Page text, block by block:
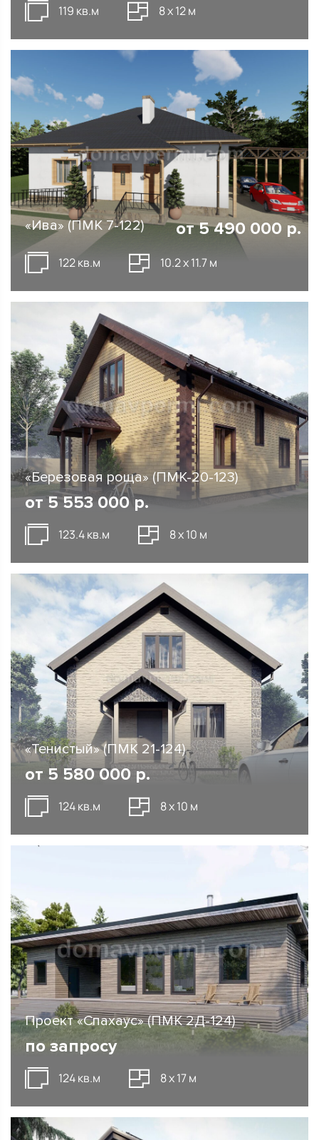
119 кв.м 8 х 12 м
«Ива» (ПМК 7-122) от5 490 000 р.
122 кв.м 10.2 х 11.7 м
«Березовая роща» (ПМК-20-123)
от 5 553 000 р.
123.4 кв.м 8 х 10 м
«Тенистый» (ПМК 21-124)
от 5 580 000 р.
124 кв.м 8 х 10 м
Проект «Спахаус» (ПМК 2Д-124)
по запросу
124 кв.м 8 х 17 м